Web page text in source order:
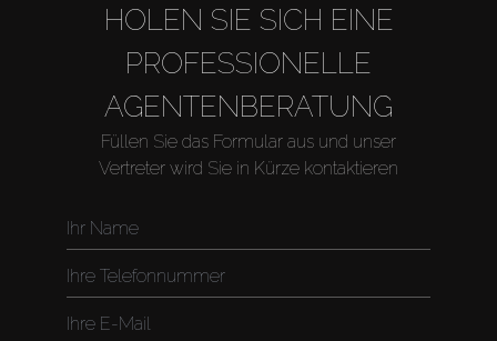
Kaufen
Miete
HOLEN SIE SICH EINE
PROFESSIONELLE
AGENTENBERATUNG
Füllen Sie das Formular aus und unser
Vertreter wird Sie in Kürze kontaktieren